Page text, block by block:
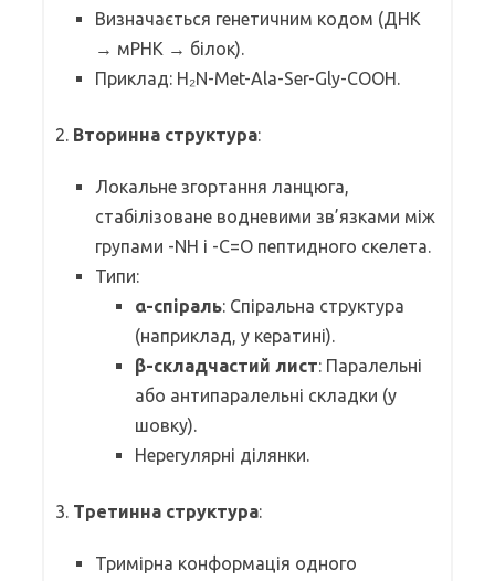
Визначається генетичним кодом (ДНК
→ мРНК → білок).
Приклад: H₂N-Met-Ala-Ser-Gly-COOH.
2. Вторинна структура:
Локальне згортання ланцюга,
стабілізоване водневими зв’язками між
групами -NH і -C=O пептидного скелета.
Типи:
α-спіраль: Спіральна структура
(наприклад, у кератині).
β-складчастий лист: Паралельні
або антипаралельні складки (у
шовку).
Нерегулярні ділянки.
3. Третинна структура:
Тримірна конформація одного